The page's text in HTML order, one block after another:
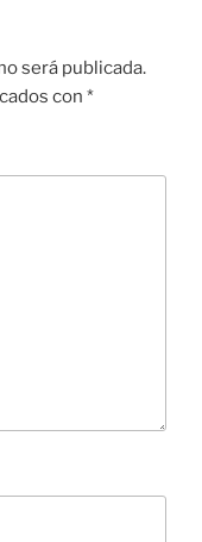
será publicada.
con *